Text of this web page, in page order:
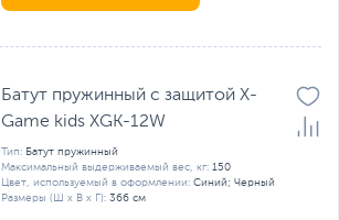
Батут пружинный с защитой X-
Game kids XGK-12W
Тип: Батут пружинный
Максимальный выдерживаемый вес, кг: 150
Цвет, используемый в оформлении: Синий; Черный
Размеры (Ш х В х Г): 366 см